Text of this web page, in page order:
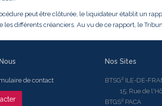
peut être clôturée, le liquidateur établit un
les différents créanciers. Au vu de ce rapport, le
de contact
Nos Sites
BTSG² ILE-DE-
15, Rue de
BTGS² PACA